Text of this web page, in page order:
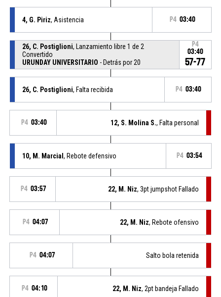
4, G. Piriz, Asistencia P4 03:40
26, C. Postiglioni, Lanzamiento libre 1 de 2
Convertido
URUNDAY UNIVERSITARIO - Detrás por 20
P4
03:40
57-77
26, C. Postiglioni, Falta recibida P4 03:40
P4 03:40 12, S. Molina S., Falta personal
10, M. Marcial , Rebote defensivo P4 03:54
P4 03:57 22, M. Niz, 3pt jumpshot Fallado
P4 04:07 22, M. Niz, Rebote ofensivo
P4 04:07 Salto bola retenida
P4 04:10 22, M. Niz, 2pt bandeja Fallado